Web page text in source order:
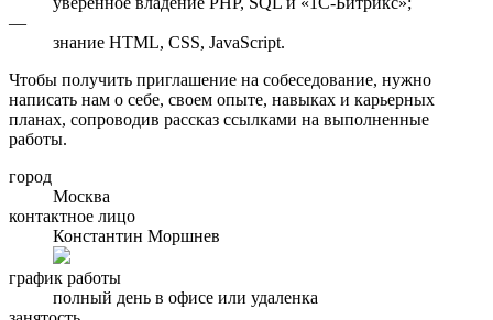
—
знание HTML, CSS, JavaScript.
Чтобы получить приглашение на собеседование, нужно
написать нам о себе, своем опыте, навыках и карьерных
планах, сопроводив рассказ ссылками на выполненные
работы.
город
Москва
контактное лицо
Константин Моршнев
график работы
полный день в офисе или удаленка